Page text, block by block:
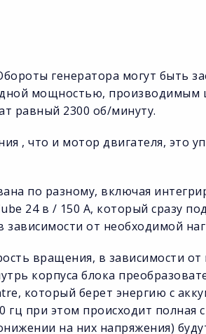
генератора могут быть
мощностью,
равный 2300 об/минуту.
, что и мотор двигателя, это
по разному, включая
24 в / 150 А, который сразу
от необходимой
вращения, в зависимости от
корпуса блока
который берет энергию с
при этом происходит полная
на них напряжения)